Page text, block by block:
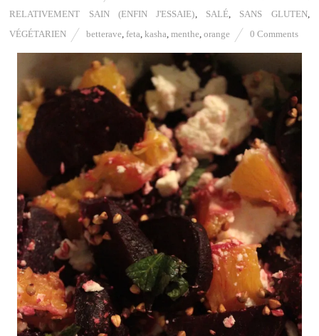
RELATIVEMENT SAIN (ENFIN J'ESSAIE)
SALÉ, SANS GLUTEN,
VÉGÉTARIEN
betterave feta ,kasha ,menthe ,orange 0 Comments